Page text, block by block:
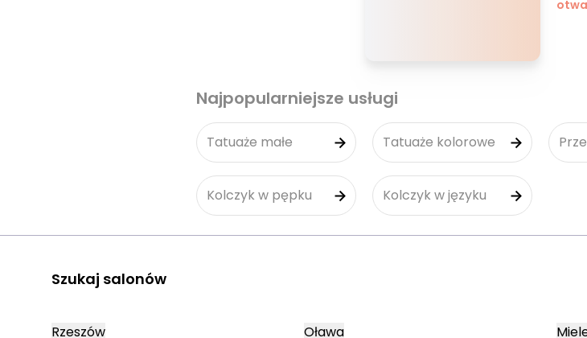
Najpopularniejsze usługi
Tatuaże małe Tatuaże kolorowe
Kolczyk w pępku Kolczyk w języku
Szukaj salonów
Rzeszów Oława